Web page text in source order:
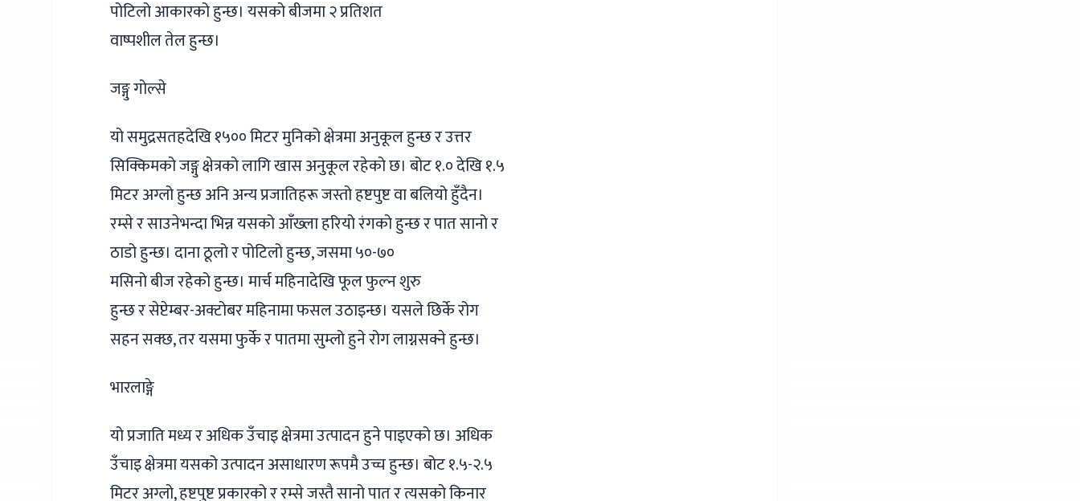
पोटिलो आकारको हुन्छ। यसको बीजमा २ प्रतिशत
वाष्पशील तेल हुन्छ।
जङ्गु गोल्से
यो समुद्रसतहदेखि १५०० मिटर मुनिको क्षेत्रमा अनुकूल हुन्छ र उत्तर
सिक्किमको जङ्गु क्षेत्रको लागि खास अनुकूल रहेको छ। बोट १.० देखि १.५
मिटर अग्लो हुन्छ अनि अन्य प्रजातिहरू जस्तो हष्टपुष्ट वा बलियो हुँदैन।
रम्से र साउनेभन्दा भिन्न यसको आँख्ला हरियो रंगको हुन्छ र पात सानो र
ठाडो हुन्छ। दाना ठूलो र पोटिलो हुन्छ, जसमा ५०-७०
मसिनो बीज रहेको हुन्छ। मार्च महिनादेखि फूल फुल्न शुरु
हुन्छ र सेप्टेम्बर-अक्टोबर महिनामा फसल उठाइन्छ। यसले छिर्के रोग
सहन सक्छ, तर यसमा फुर्के र पातमा सुम्लो हुने रोग लाग्नसक्ने हुन्छ।
भारलाङ्गे
यो प्रजाति मध्य र अधिक उँचाइ क्षेत्रमा उत्पादन हुने पाइएको छ। अधिक
उँचाइ क्षेत्रमा यसको उत्पादन असाधारण रूपमै उच्च हुन्छ। बोट १.५-२.५
मिटर अग्लो, हष्टपुष्ट प्रकारको र रम्से जस्तै सानो पात र त्यसको किनार